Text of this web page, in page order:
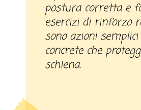
postura corretta e
esercizi di rinforzo
sono azioni semplici
concrete che
schiena.